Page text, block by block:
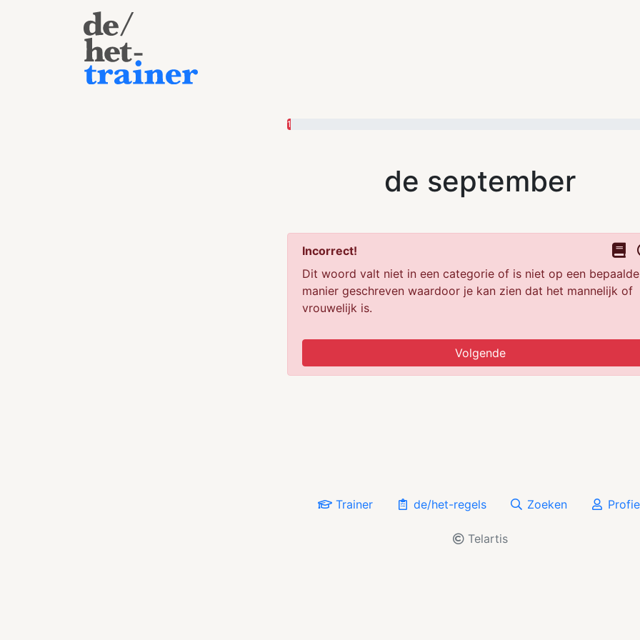
1
de september
Incorrect!
Dit woord valt niet in een categorie of is niet op een bepaalde
manier geschreven waardoor je kan zien dat het mannelijk of
vrouwelijk is.
Volgende
Trainer de/het-regels Zoeken
Telartis